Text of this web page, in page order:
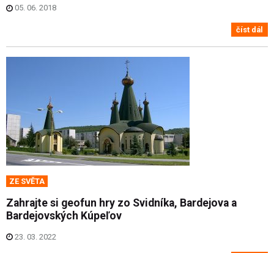
05. 06. 2018
číst dál
ZE SVĚTA
Zahrajte si geofun hry zo Svidníka, Bardejova a
Bardejovských Kúpeľov
23. 03. 2022